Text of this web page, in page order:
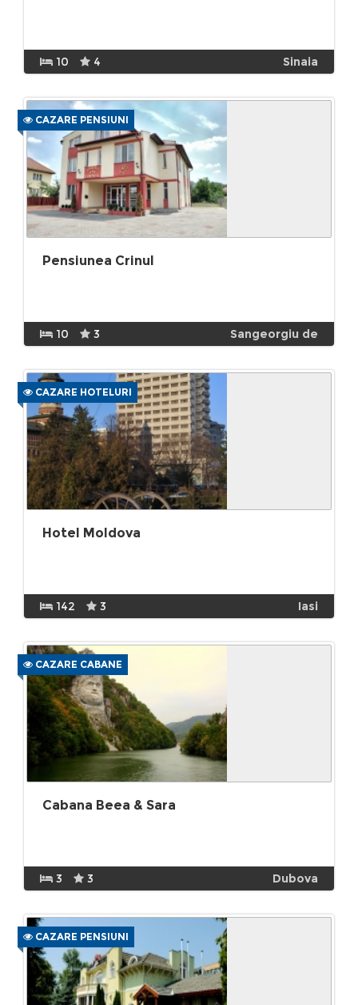
10 4 Sinaia
CAZARE PENSIUNI
Pensiunea Crinul
10 3 Sangeorgiu de
CAZARE HOTELURI
Hotel Moldova
142 3 Iasi
CAZARE CABANE
Cabana Beea & Sara
3 3 Dubova
CAZARE PENSIUNI